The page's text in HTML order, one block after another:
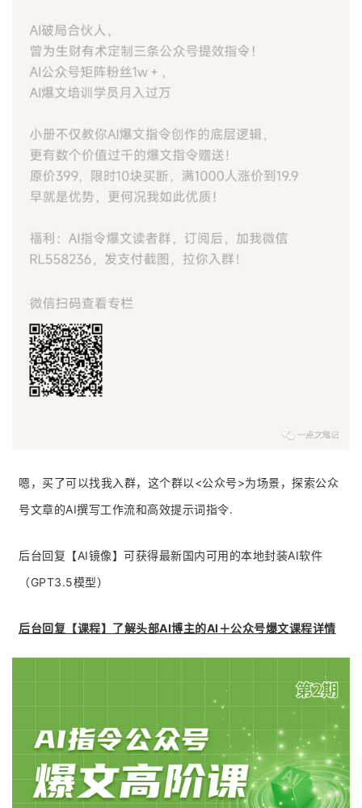
嗯，买了可以找我入群，这个群以<公众号>为场景，探索公众
号文章的AI撰写工作流和高效提示词指令.
后台回复【AI镜像】可获得最新国内可用的本地封装AI软件
（GPT3.5模型）
后台回复【课程】了解头部AI博主的AI＋公众号爆文课程详情